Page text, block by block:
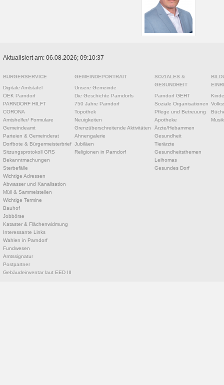
Aktualisiert am: 06.08.2026; 09:10:37
BÜRGERSERVICE
Digitale Amtstafel
ÖEK Parndorf
PARNDORF HILFT
CORONA
Amtshelfer/ Formulare
Gemeindeamt
Parteien & Gemeinderat
Dorfbote & Bürgermeisterbrief
Sitzungsprotokoll GRS
Bekanntmachungen
Sterbefälle
Wichtige Adressen
Abwasser und Kanalisation
Müll & Sammelstellen
Wichtige Termine
Bauhof
Jobbörse
Kataster & Flächenwidmung
Interessante Links
Wahlen in Parndorf
Fundwesen
Amtssignatur
Postpartner
Gebäudeinventar laut EED III
GEMEINDEPORTRAIT
Unsere Gemeinde
Die Geschichte Parndorfs
750 Jahre Parndorf
Topothek
Neuigkeiten
Grenzüberschreitende Aktivitäten
Ahnengalerie
Jubiläen
Religionen in Parndorf
SOZIALES &
GESUNDHEIT
Parndorf GEHT
Soziale Organisationen
Pflege und Betreuung
Apotheke
Ärzte/Hebammen
Gesundheit
Tierärzte
Gesundheitsthemen
Leihomas
Gesundes Dorf